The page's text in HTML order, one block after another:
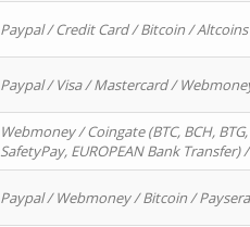
Paypal / Credit Card / Bitcoin / Altcoins
Paypal / Visa / Mastercard /
Webmoney / Coingate (BTC, BCH,
SafetyPay, EUROPEAN Bank
Paypal / Webmoney / Bitcoin /